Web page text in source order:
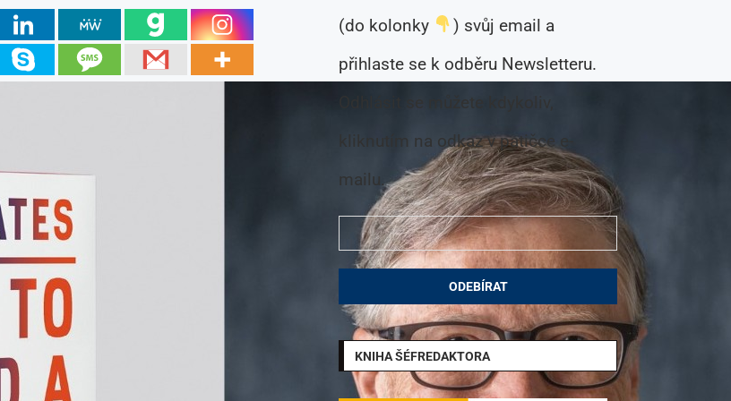
(do kolonky
) svůj email a
přihlaste se k odběru Newsletteru.
Odhlásit se můžete kdykoliv,
kliknutím na odkaz v patičce e-
mailu.
KNIHA ŠÉFREDAKTORA